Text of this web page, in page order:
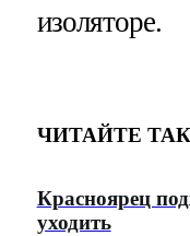
изоляторе.
ЧИТАЙТЕ
Красноярец
уходить